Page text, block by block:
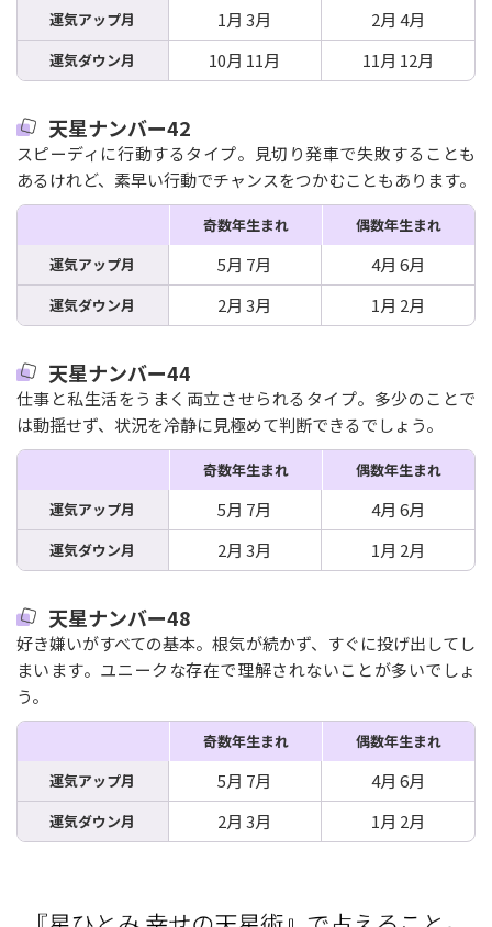
運気アップ月
1月 3月 2月 4月
運気ダウン月 10月 11月 11月 12月
天星ナンバー42
スピーディに行動するタイプ。見切り発車で失敗することも
あるけれど、素早い行動でチャンスをつかむこともあります。
奇数年生まれ
偶数年生まれ
運気アップ月
5月 7月 4月 6月
運気ダウン月 2月 3月 1月 2月
天星ナンバー44
仕事と私生活をうまく両立させられるタイプ。多少のことで
は動揺せず、状況を冷静に見極めて判断できるでしょう。
奇数年生まれ
偶数年生まれ
運気アップ月
5月 7月 4月 6月
運気ダウン月 2月 3月 1月 2月
天星ナンバー48
好き嫌いがすべての基本。根気が続かず、すぐに投げ出してし
まいます。ユニークな存在で理解されないことが多いでしょ
う。
奇数年生まれ
偶数年生まれ
運気アップ月
5月 7月 4月 6月
運気ダウン月 2月 3月 1月 2月